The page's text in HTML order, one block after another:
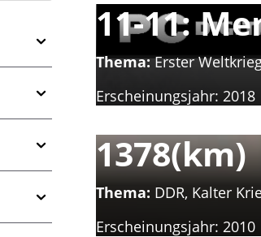
11-11:
Thema:Erster
Erscheinungsjahr: 2018
1378(km)
Thema: DDR, Kalter
Erscheinungsjahr: 2010